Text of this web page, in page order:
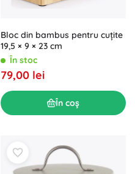
Bloc din bambus pentru cuțite
19,5 × 9 × 23 cm
În stoc
79,00 lei
În coș